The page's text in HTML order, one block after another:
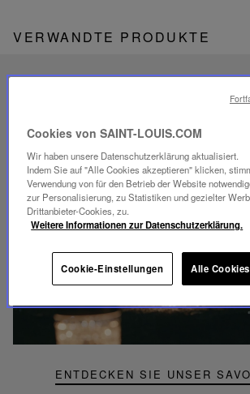
VERWANDTE PRODUKTE
EINZIGARTIGES
FOLIA
ENTDECKEN SIE UNSER
Video
YouTube-
Video,
Folia
Mini-
Portable-
Cookies von SAINT-LOUIS.COM
Wir haben unsere Datenschutzerklärung aktualisiert.
Indem Sie auf "Alle Cookies akzeptieren" klicken,
Verwendung von für den Betrieb der Website
zur Personalisierung, zu Statistiken und gezielter
Drittanbieter-Cookies, zu.
Weitere Informationen zur Datenschutzerklärung.
Cookie-Einstellungen Alle